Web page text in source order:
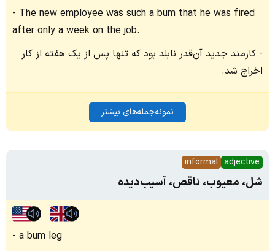
The new employee was such a bum that he was fired
after only a week on the job.
کارمند جدید آن‌قدر نابلد بود که تنها پس از یک هفته از کار
اخراج شد.
نمونه‌جمله‌های بیشتر
adjective
informal
شل، معیوب، ناقص، آسیب‌دیده
a bum leg